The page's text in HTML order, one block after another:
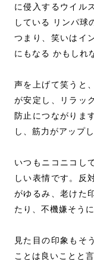
に侵入するウイル
している リンパ球
つまり、笑いはイ
にもなる かもしれ
声を上げて笑うと
が安定し、リラッ
防止につながりま
し、筋力がアップし
いつもニコニコし
しい表情です。反
がゆるみ、老けた
たり、不機嫌そう
見た目の印象もそ
ことは良いことと